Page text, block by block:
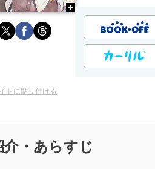
トに貼り付ける
介・あらすじ